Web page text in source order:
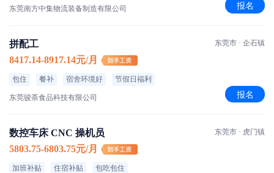
东莞南方中集物流装备制造有限公司 报名
拼配工
8417.14-8917.14元/月
包住 餐补 宿舍环境好 节假日福利
东莞骏荼食品科技有限公司
东莞市 · 企石镇
报名
数控车床 CNC 操机员
5803.75-6803.75元/月
加班补贴 住宿补贴 包吃包住
东莞市 · 虎门镇